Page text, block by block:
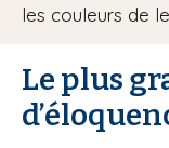
les couleurs de
Le plus